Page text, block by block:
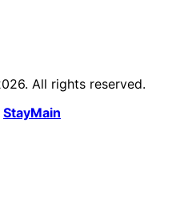
All rights reserved.
StayMain